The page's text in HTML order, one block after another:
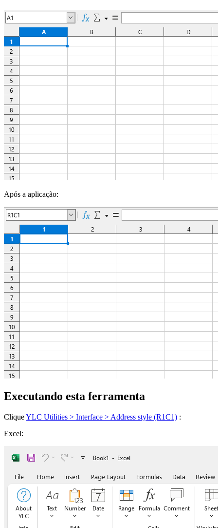
Após a aplicação:
Executando esta ferramenta
CliqueYLC Utilities > Interface > Address style (R1C1) :
Excel: